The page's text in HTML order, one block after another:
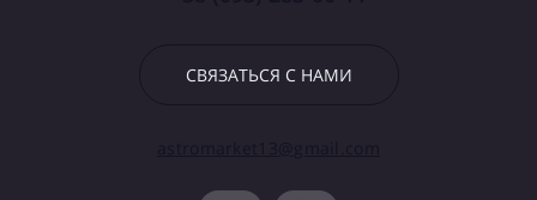
СВЯЗАТЬСЯ С НАМИ